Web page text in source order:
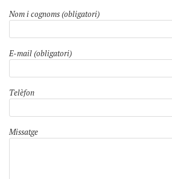
Nom i cognoms (obligatori)
E-mail (obligatori)
Telèfon
Missatge